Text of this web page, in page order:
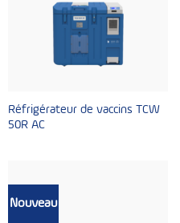
Réfrigérateur de vaccins TCW
50R AC
Nouveau